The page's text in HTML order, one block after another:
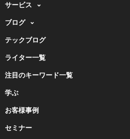
サービス
ブログ
テックブログ
ライター一覧
注目のキーワード一覧
学ぶ
お客様事例
セミナー